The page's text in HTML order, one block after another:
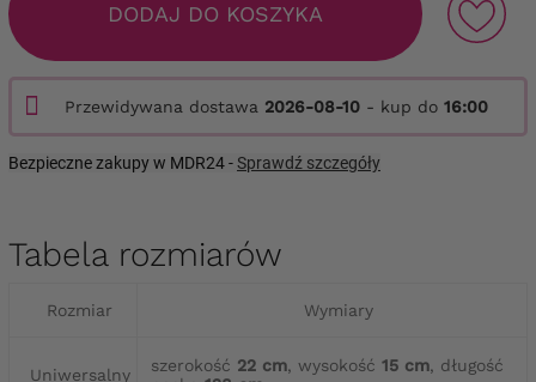
DODAJ DO KOSZYKA
Przewidywana dostawa 2026-08-10 - kup do 16:00
Bezpieczne zakupy w MDR24 -Sprawdź szczegóły
Tabela rozmiarów
Rozmiar Wymiary
Uniwersalny szerokość 22 cm, wysokość 15 cm, długość